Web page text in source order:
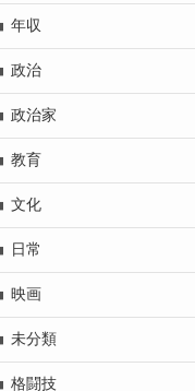
年収
政治
政治家
教育
文化
日常
映画
未分類
格闘技